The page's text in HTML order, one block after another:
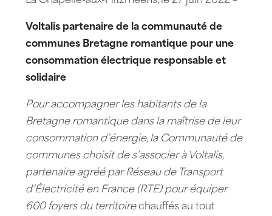
Voltalis partenaire de la communauté de
communes Bretagne romantique pour une
consommation électrique responsable et
solidaire
Pour accompagner les habitants de la
Bretagne romantique dans la maîtrise de leur
consommation d’énergie, la Communauté de
communes choisit de s’associer à Voltalis,
partenaire agréé par Réseau de Transport
d’Électricité en France (RTE) pour équiper
600 foyers du territoirechauffés au tout